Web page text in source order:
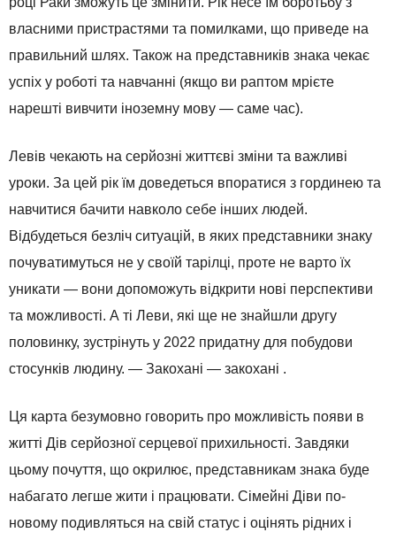
власними пристрастями та помилками, що приведе на
правильний шлях. Також на представників знака чекає
успіх у роботі та навчанні (якщо ви раптом мрієте
нарешті вивчити іноземну мову — саме час).
Левів чекають на серйозні життєві зміни та важливі
уроки. За цей рік їм доведеться впоратися з гординею та
навчитися бачити навколо себе інших людей.
Відбудеться безліч ситуацій, в яких представники знаку
почуватимуться не у своїй тарілці, проте не варто їх
уникати — вони допоможуть відкрити нові перспективи
та можливості. А ті Леви, які ще не знайшли другу
половинку, зустрінуть у 2022 придатну для побудови
стосунків людину. — Закохані — закохані .
Ця карта безумовно говорить про можливість появи в
житті Дів серйозної серцевої прихильності. Завдяки
цьому почуття, що окрилює, представникам знака буде
набагато легше жити і працювати. Сімейні Діви по-
новому подивляться на свій статус і оцінять рідних і